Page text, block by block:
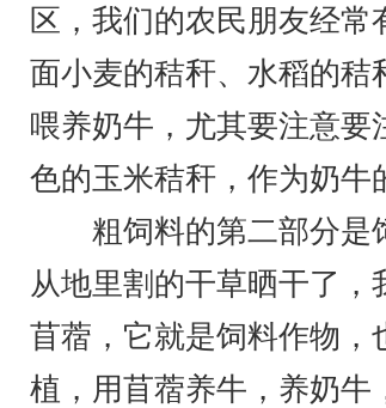
区，我们的农民朋友经
面小麦的秸秆、水稻的秸
喂养奶牛，尤其要注意
色的玉米秸秆，作为奶牛
粗饲料的第二部分是饲
从地里割的干草晒干了，
苜蓿，它就是饲料作物，
植，用苜蓿养牛，养奶牛